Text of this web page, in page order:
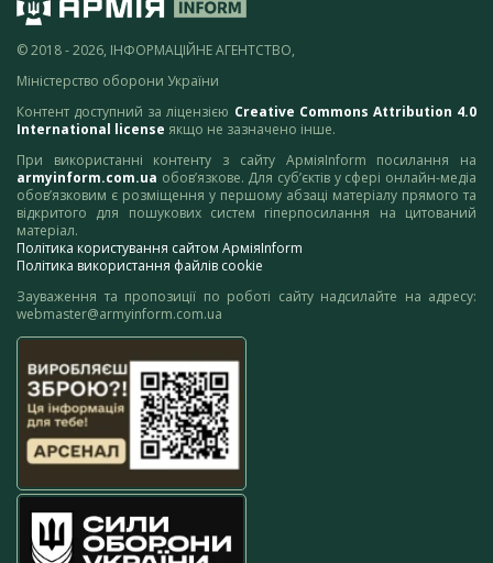
© 2018 - 2026, ІНФОРМАЦІЙНЕ АГЕНТСТВО,
Міністерство оборони України
Контент доступний за ліцензією Creative Commons Attribution 4.0
International license якщо не зазначено інше.
При використанні контенту з сайту АрміяInform посилання на
armyinform.com.ua обов’язкове. Для суб’єктів у сфері онлайн-медіа
обов’язковим є розміщення у першому абзаці матеріалу прямого та
відкритого для пошукових систем гіперпосилання на цитований
матеріал.
Політика користування сайтом АрміяInform
Політика використання файлів cookie
Зауваження та пропозиції по роботі сайту надсилайте на адресу:
webmaster@armyinform.com.ua